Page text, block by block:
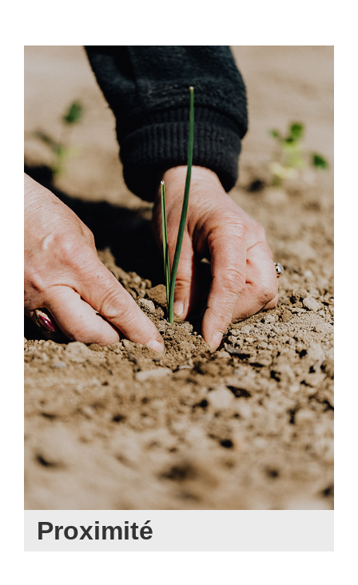
Proximité